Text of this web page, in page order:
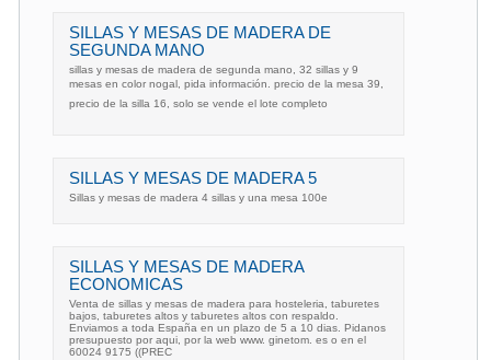
SILLAS Y MESAS DE MADERA DE
SEGUNDA MANO
sillas y mesas de madera de segunda mano, 32 sillas y 9
mesas en color nogal, pida información. precio de la mesa 39,
precio de la silla 16, solo se vende el lote completo
SILLAS Y MESAS DE MADERA 5
Sillas y mesas de madera 4 sillas y una mesa 100e
SILLAS Y MESAS DE MADERA
ECONOMICAS
Venta de sillas y mesas de madera para hosteleria, taburetes
bajos, taburetes altos y taburetes altos con respaldo.
Enviamos a toda España en un plazo de 5 a 10 dias. Pidanos
presupuesto por aqui, por la web www. ginetom. es o en el
60024 9175 ((PREC